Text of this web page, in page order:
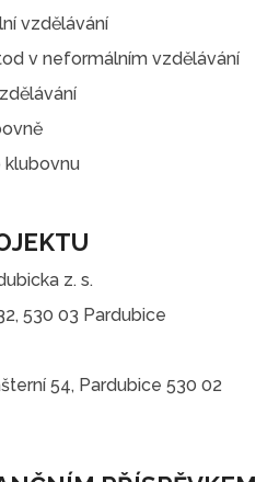
vzdělávání
v neformálním vzdělávání
z. s.
530 03 Pardubice
54, Pardubice 530 02